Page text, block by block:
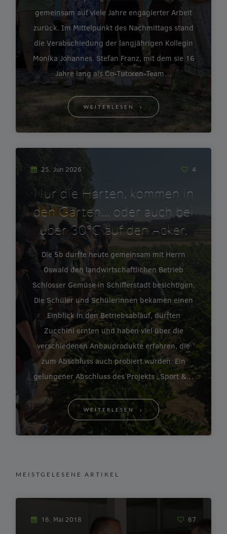
gemeinsam auf viele Jahre engagierter Arbeit
zurück. Im Mittelpunkt des Nachmittags stand
die Verabschiedung der langjährigen Kollegin
Monika Johannes. Stefan Franz, mit dem sie 16
Jahre lang als Co-Tutoren-Team…
WEITERLESEN
25. Jun 2026 4
Nur die Harten, kommen in
den Garten… oder auch bei
über 30°C auf den Acker.
Die 5b durfte heute gemeinsam mit Herrn
Oswald den landwirtschaftlichen Betrieb
Schlosser Gemüse in Schifferstadt besichtigen.
Die Schüler und Schülerinnen bekamen einen
Einblick in den Betriebsablauf, durften
Zucchini ernten und haben viel über die
verschiedenen Anbauprodukte erfahren, die
zum Abschluss auch probiert wurden. Ein
gelungener Abschluss des Projekts „Sport &…
WEITERLESEN
MEISTGELESENE ARTIKEL
16. Mai 2018 67